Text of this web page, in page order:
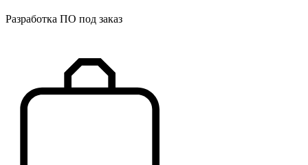
Разработка ПО под заказ